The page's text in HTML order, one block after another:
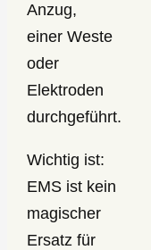
Anzug,
einer Weste
oder
Elektroden
durchgeführt.
Wichtig ist:
EMS ist kein
magischer
Ersatz für